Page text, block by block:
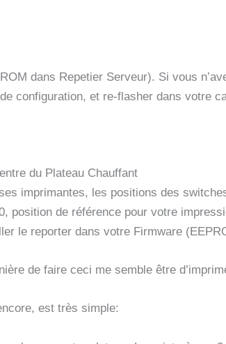
dans Repetier Serveur). Si vous
configuration, et re-flasher dans votre
du Plateau Chauffant
imprimantes, les positions des
position de référence pour votre
le reporter dans votre Firmware
de faire ceci me semble être
est très simple: